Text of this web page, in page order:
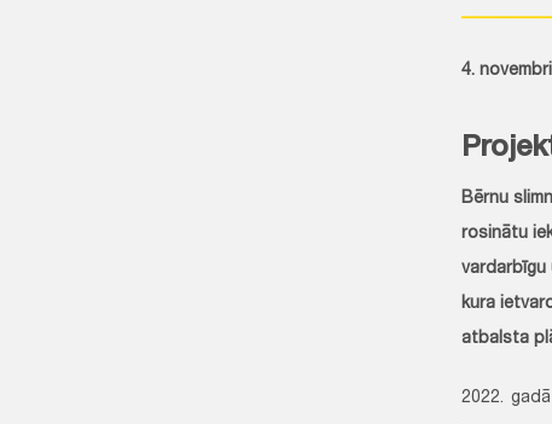
4.
Bērnu
rosinātu
vardarbīgu
kura
atbalsta
2022.